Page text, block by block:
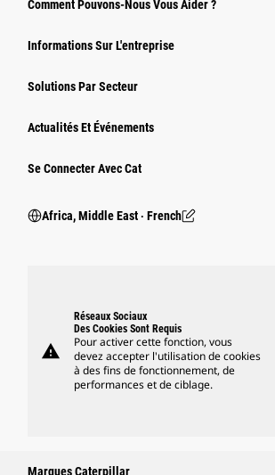
Comment Pouvons-Nous Vous Aider ?
Informations Sur L'entreprise
Solutions Par Secteur
Actualités Et Événements
Se Connecter Avec Cat
Africa, Middle East ‧ French
warning
Réseaux Sociaux
Des Cookies Sont Requis
Pour activer cette fonction, vous
devez accepter l'utilisation de cookies
à des fins de fonctionnement, de
performances et de ciblage.
Marques Caterpillar